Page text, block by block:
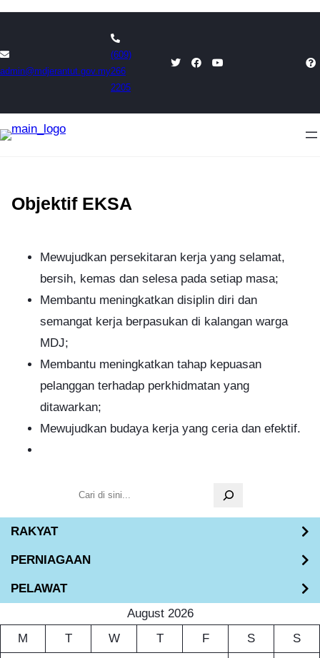
content
admin@mdjerantut.gov.my
(609)
266
2205
Objektif EKSA
Mewujudkan persekitaran kerja yang selamat,
bersih, kemas dan selesa pada setiap masa;
Membantu meningkatkan disiplin diri dan
semangat kerja berpasukan di kalangan warga
MDJ;
Membantu meningkatkan tahap kepuasan
pelanggan terhadap perkhidmatan yang
ditawarkan;
Mewujudkan budaya kerja yang ceria dan efektif.
S
r
RAKYAT
PERNIAGAAN
PELAWAT
August 2026
M
T W T F S S